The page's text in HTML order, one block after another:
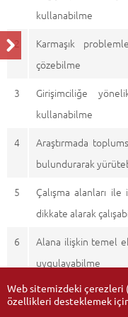
kullanabilme
2
Karmaşık
çözebilme
3
Girişimciliğe
kullanabilme
4
Araştırmada
bulundurarak
5
Çalışma alanları
dikkate alarak
6
Alana ilişkin temel
uygulayabilme
Web sitemizdeki çerezleri
özellikleri desteklemek